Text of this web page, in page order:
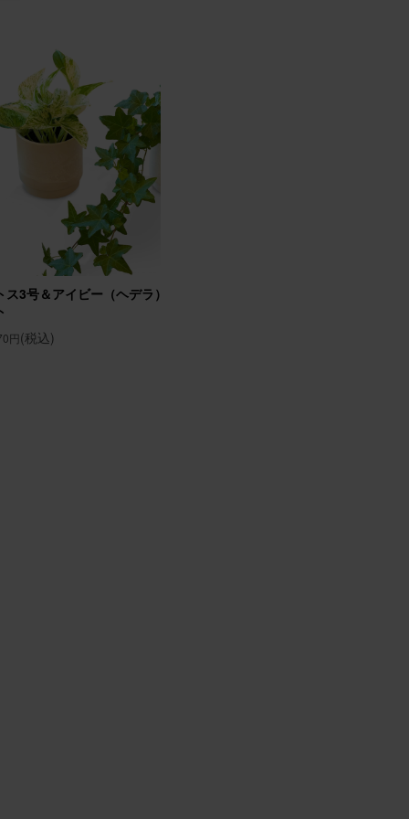
ード
喜
玄関
眺め
ス3号＆アイビー（ヘデラ）3号 2個セ
円(税込)